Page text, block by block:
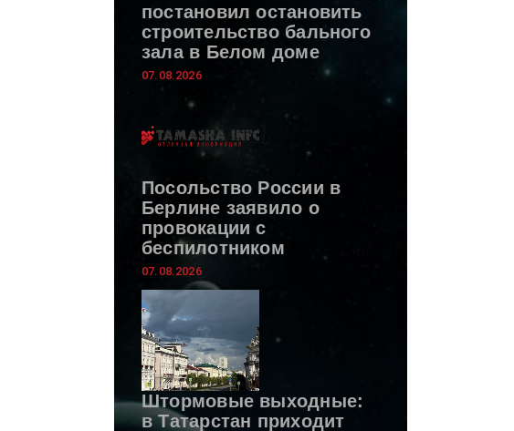
постановил остановить
строительство бального
зала в Белом доме
07.08.2026
Посольство России в
Берлине заявило о
провокации с
беспилотником
07.08.2026
Штормовые выходные:
в Татарстан приходит